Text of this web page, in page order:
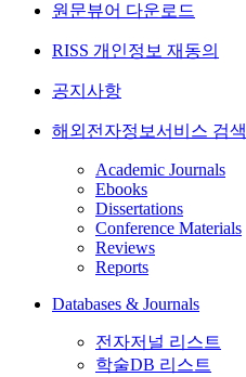
원문뷰어 다운로드
RISS 개인정보 재동의
공지사항
해외전자정보서비스 검색
Academic Journals
Ebooks
Dissertations
Conference Materials
Reviews
Reports
Databases & Journals
전자저널 리스트
학술DB 리스트